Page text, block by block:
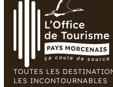
TOUTES LES
LES INCONTOURNABLES